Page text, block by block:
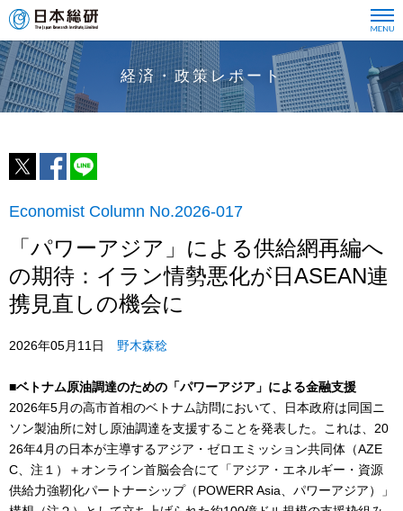
経済・政策レポート
Economist Column No.2026-017
「パワーアジア」による供給網再編へ
の期待：イラン情勢悪化が日ASEAN連
携見直しの機会に
2026年05月11日 野木森稔
■ベトナム原油調達のための「パワーアジア」による金融支援
2026年5月の高市首相のベトナム訪問において、日本政府は同国ニ
ソン製油所に対し原油調達を支援することを発表した。これは、20
26年4月の日本が主導するアジア・ゼロエミッション共同体（AZE
C、注１）＋オンライン首脳会合にて「アジア・エネルギー・資源
供給力強靭化パートナーシップ（POWERR Asia、パワーアジア）」